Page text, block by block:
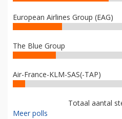
European Airlines Group (EAG)
The Blue Group
Air-France-KLM-SAS(-TAP)
Totaal aantal
Meer polls